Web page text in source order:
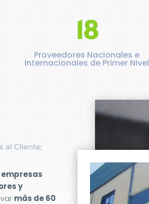
18
Proveedores Nacionales e
Internacionales de Primer Nivel
al Cliente;
empresas
y
más de 60